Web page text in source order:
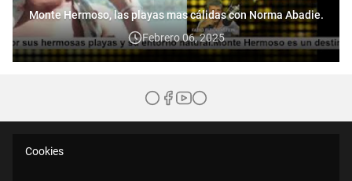
Monte Hermoso, las playas mas cálidas con Norma Abadie.
Febrero 06, 2025
Cookies